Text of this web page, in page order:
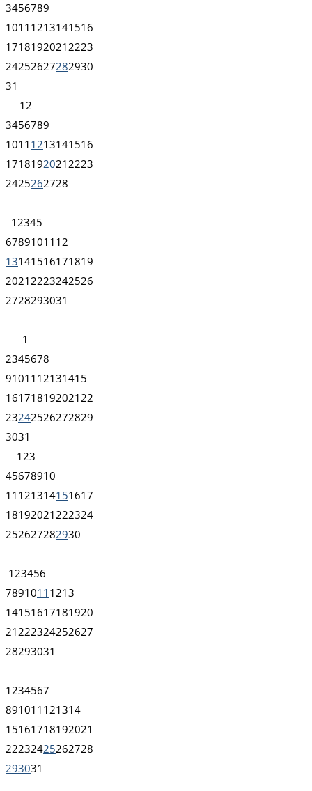
3456789
1011 1213141516
1718192021 2223
24252627282930
31
1 2
3456789
1011 1213141516
1718192021 2223
2425262728
1 2345
67891011 12
13141516171819
2021 2223242526
2728293031
1
2345678
91011 12131415
161718192021 22
23242526272829
3031
1 23
45678910
11 121314151617
18192021 222324
252627282930
1 23456
7891011 1213
14151617181920
21 222324252627
28293031
1 234567
891011 121314
15161718192021
22232425262728
293031